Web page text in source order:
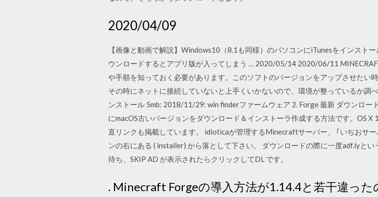
2020/04/09
【画像と動画で解説】Windows10（8.1も同様）のパソコンにiTunesをインスト
ウンロードするとアプリ版が入ってしまう … 2020/05/14 2020/06/11
や手順を知っておく必要があります。このソフトのバージョンをアップさせたい
その時にネットに接続していないと上手くいかないので、環境が整っているか調
ンストール 5mb: 2018/11/29: win finderファームウェア 2. Forge 最新 ダウンロー
にmacOS古いバージョンをダウンロード＆インストーラ作成する方法です。OS
直リンクも掲載しています。 idioticaが管理するMinecraftサーバー、 ｢いぢおサ
ンの右にある ( installer) から落として下さい。 ダウンロードの際に一度adf.lyと
待ち、SKIP AD が表示されたらクリックしてDL です。
. Minecraft Forgeの導入方法が1.14.4と若干違っ